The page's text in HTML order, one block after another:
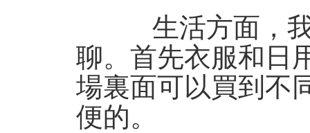
生活方面，我
聊。首先衣服和日
場裏面可以買到不
便的。